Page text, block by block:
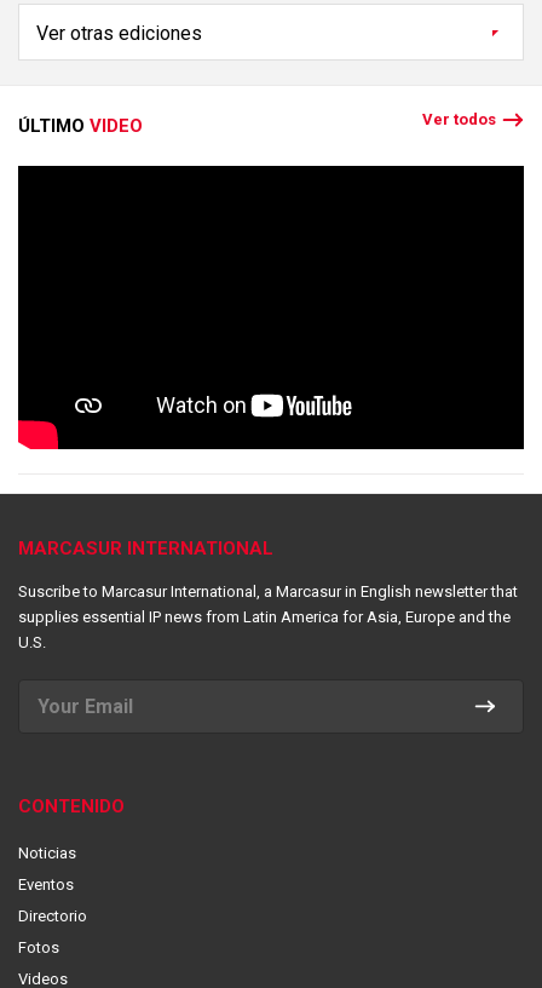
ÚLTIMO VIDEO Ver todos
MARCASUR INTERNATIONAL
Suscribe to Marcasur International, a Marcasur in English newsletter that
supplies essential IP news from Latin America for Asia, Europe and the
U.S.
CONTENIDO
Noticias
Eventos
Directorio
Fotos
Videos